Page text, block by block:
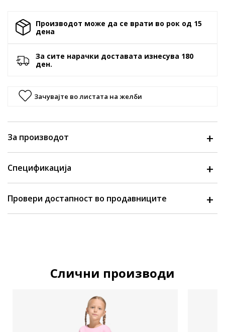
Производот може да се врати во рок од 15
денa
За сите нарачки доставата изнесува 180
ден.
Зачувајте во листата на желби
За производот
Спецификација
Провери достапност во продавниците
Слични производи